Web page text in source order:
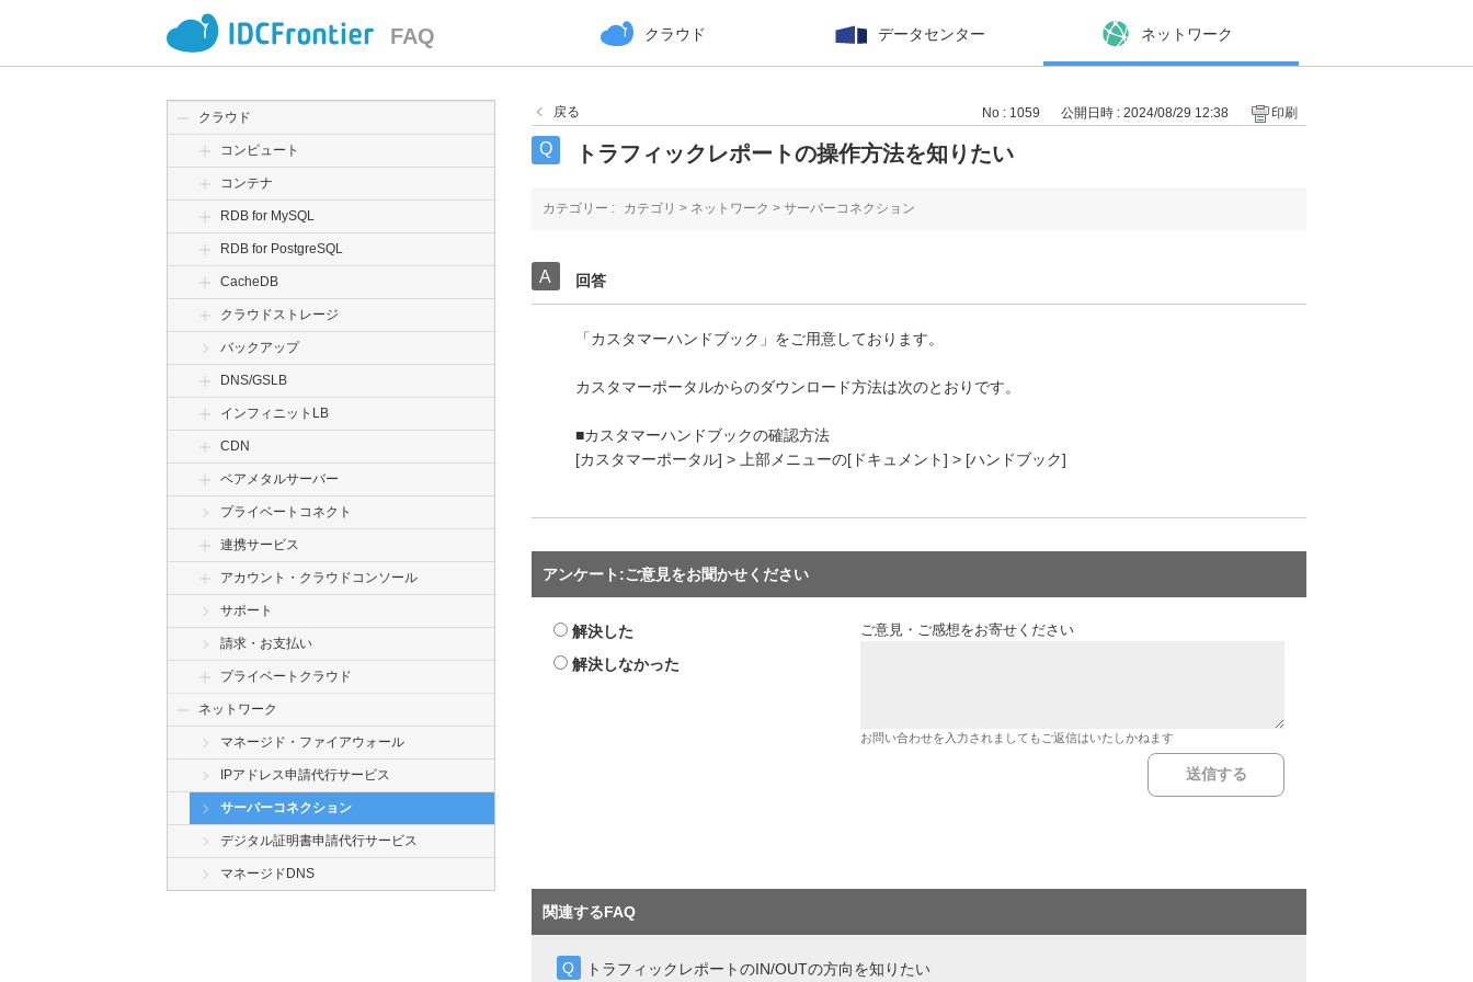
FAQ クラウド データセンター ネットワーク
クラウド
コンピュート
コンテナ
RDB for MySQL
RDB for PostgreSQL
CacheDB
クラウドストレージ
バックアップ
DNS/GSLB
インフィニットLB
CDN
ベアメタルサーバー
プライベートコネクト
連携サービス
アカウント・クラウドコンソール
サポート
請求・お支払い
プライベートクラウド
ネットワーク
マネージド・ファイアウォール
IPアドレス申請代行サービス
サーバーコネクション
デジタル証明書申請代行サービス
マネージドDNS
戻る No : 1059 公開日時 : 2024/08/29 12:38 印刷
トラフィックレポートの操作方法を知りたい
カテゴリー : カテゴリ > ネットワーク > サーバーコネクション
回答
「カスタマーハンドブック」をご用意しております。
カスタマーポータルからのダウンロード方法は次のとおりです。
■カスタマーハンドブックの確認方法
[カスタマーポータル] > 上部メニューの[ドキュメント] > [ハンドブック]
アンケート:ご意見をお聞かせください
解決した
解決しなかった
ご意見・ご感想をお寄せください
お問い合わせを入力されましてもご返信はいたしかねます
関連するFAQ
トラフィックレポートのIN/OUTの方向を知りたい